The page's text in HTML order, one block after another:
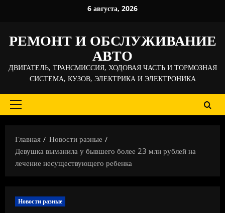
6 августа, 2026
РЕМОНТ И ОБСЛУЖИВАНИЕ
АВТО
ДВИГАТЕЛЬ, ТРАНСМИССИЯ, ХОДОВАЯ ЧАСТЬ И ТОРМОЗНАЯ
СИСТЕМА, КУЗОВ, ЭЛЕКТРИКА И ЭЛЕКТРОНИКА
Основное
Главная
Новости разные
Девушка выманила у бывшего более 23 млн рублей на
лечение несуществующего ребенка
Новости разные